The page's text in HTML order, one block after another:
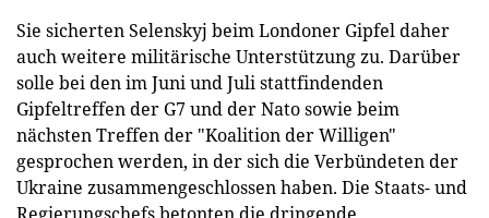
Sie sicherten Selenskyj beim Londoner Gipfel daher
auch weitere militärische Unterstützung zu. Darüber
solle bei den im Juni und Juli stattfindenden
Gipfeltreffen der G7 und der Nato sowie beim
nächsten Treffen der "Koalition der Willigen"
gesprochen werden, in der sich die Verbündeten der
Ukraine zusammengeschlossen haben. Die Staats- und